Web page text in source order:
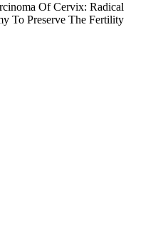
Of Cervix: Radical
To Preserve The Fertility